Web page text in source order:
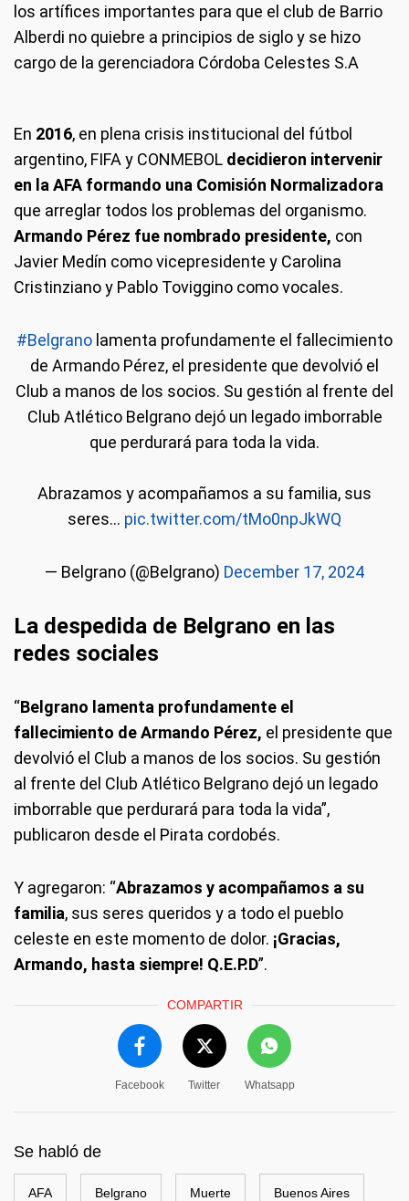
los artífices importantes para que el club de Barrio
Alberdi no quiebre a principios de siglo y se hizo
cargo de la gerenciadora Córdoba Celestes S.A
En 2016, en plena crisis institucional del fútbol
argentino, FIFA y CONMEBOL decidieron intervenir
en la AFA formando una Comisión Normalizadora
que arreglar todos los problemas del organismo.
Armando Pérez fue nombrado presidente, con
Javier Medín como vicepresidente y Carolina
Cristinziano y Pablo Toviggino como vocales.
#Belgrano lamenta profundamente el fallecimiento
de Armando Pérez, el presidente que devolvió el
Club a manos de los socios. Su gestión al frente del
Club Atlético Belgrano dejó un legado imborrable
que perdurará para toda la vida.
Abrazamos y acompañamos a su familia, sus
seres… pic.twitter.com/tMo0npJkWQ
— Belgrano (@Belgrano) December 17, 2024
La despedida de Belgrano en las
redes sociales
“Belgrano lamenta profundamente el
fallecimiento de Armando Pérez, el presidente que
devolvió el Club a manos de los socios. Su gestión
al frente del Club Atlético Belgrano dejó un legado
imborrable que perdurará para toda la vida”,
publicaron desde el Pirata cordobés.
Y agregaron: “Abrazamos y acompañamos a su
familia, sus seres queridos y a todo el pueblo
celeste en este momento de dolor. ¡Gracias,
Armando, hasta siempre! Q.E.P.D”.
COMPARTIR
Facebook Twitter Whatsapp
Se habló de
AFA Belgrano Muerte Buenos Aires